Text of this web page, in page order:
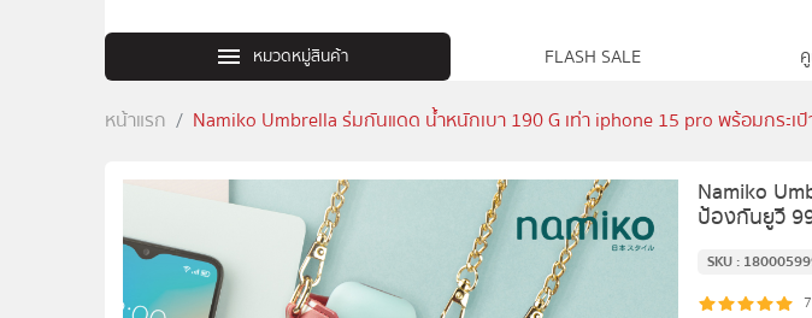
หมวดหมู่สินค้า FLASH SALE
หน้าแรก Namiko Umbrella ร่มกันแดด น้ำหนักเบา 190 G เท่า iphone 15 pro พร้อมกระ
Namiko
ป้องกันยูวี
SKU :
7